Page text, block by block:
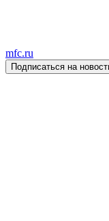
mfc.ru
Подписаться на